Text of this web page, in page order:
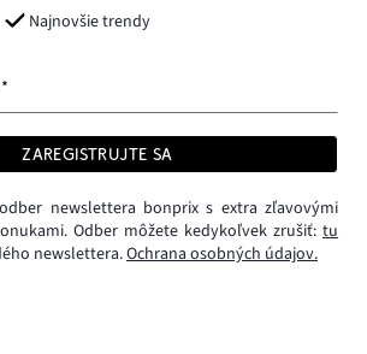
Najnovšie trendy
ZAREGISTRUJTE SA
newslettera bonprix s extra zľavovými
Odber môžete kedykoľvek zrušiť: tu
newslettera.Ochrana osobných údajov.